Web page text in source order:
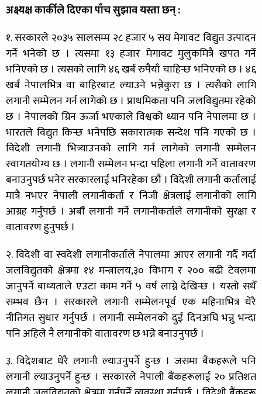
अक्ष्यक्ष कार्कीले दिएका पाँच सुझाव यस्ता छन् :
१. सरकारले २०३५ सालसम्म २८ हजार ५ सय मेगावट विद्युत उत्पादन
गर्ने भनेको छ । त्यसमा १३ हजार मेगावट मुलुकमित्रै खपत गर्ने
भनिएको छ । त्यसको लागि ४६ खर्ब रुपैयाँ चाहिन्छ भनिएको छ । ४६
खर्ब नेपालभित्र वा बाहिरबाट ल्याउने भन्नेकुरा छ । त्यसैको लागि
लगानी सम्मेलन गर्न लागेको छ । प्राथमिकता पनि जलविद्युतमा रहेको
छ । नेपालको ग्रिन ऊर्जा भएकाले विश्वको ध्यान पनि नेपालमा छ ।
भारतले विद्युत किन्छ भनेपछि सकारात्मक सन्देश पनि गएको छ ।
विदेशी लगानी भित्र्याउनको लागि गर्न लागेको लगानी सम्मेलन
स्वागतयोग्य छ । लगानी सम्मेलन भन्दा पहिला लगानी गर्ने वातावरण
बनाउनुपर्छ भनेर सरकारलाई भनिरहेका छौं । विदेशी लगानी कर्तालाई
मात्रै नभएर नेपाली लगानीकर्ता र निजी क्षेत्रलाई लगानीको लागि
आग्रह गर्नुपर्छ । अर्बौं लगानी गर्ने लगानीकर्ताले लगानीको सुरक्षा र
वातावरण हुनुपर्छ ।
२. विदेशी वा स्वदेशी लगानीकर्ताले नेपालमा आएर लगानी गर्दै गर्दा
जलविद्युतको क्षेत्रमा १४ मन्त्रालय,३० विभाग र २०० बढी टेवलमा
जानुपर्ने बाध्यताले एउटा काम गर्ने ५ वर्ष लाग्ने देखिन्छ । यस्तो सधैँ
सम्भव छैन । सरकारले लगानी सम्मेलनपूर्व एक महिनाभित्र धेरै
नीतिगत सुधार गर्नुपर्छ । लगानी सम्मेलनको दुई दिनअघि भन्नु भन्दा
पनि अहिले नै लगानीको वातावरण छ भन्ने बनाउनुपर्छ ।
३. विदेशबाट धेरै लगानी ल्याउनुपर्ने हुन्छ । जसमा बैंकहरूले पनि
लगानी ल्याउनुपर्ने हुन्छ । सरकारले नेपाली बैंकहरूलाई २० प्रतिशत